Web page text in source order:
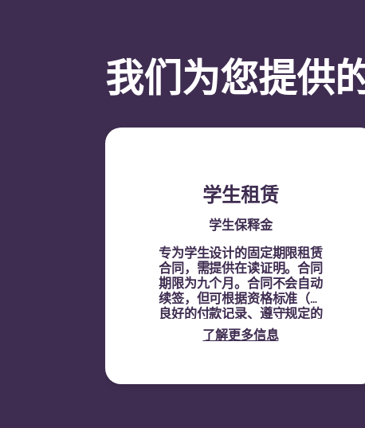
我们为您提供
学生租赁
学生保释金
专为学生设计的固定期限租赁
合同，需提供在读证明。合同
期限为九个月。合同不会自动
续签，但可根据资格标准（如
良好的付款记录、遵守规定的
行为以及房间空置情况）通过
签订新合同进行续租。
了解更多信息